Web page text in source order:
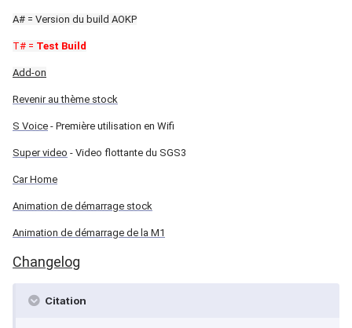
A# = Version du build AOKP
T# = Test Build
Add-on
Revenir au thème stock
S Voice - Première utilisation en Wifi
Super video - Video flottante du SGS3
Car Home
Animation de démarrage stock
Animation de démarrage de la M1
Changelog
Citation